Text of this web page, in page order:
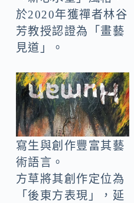
於2020年獲禪者林谷
芳教授認證為「畫藝
見道」。
寫生與創作豐富其藝
術語言。
方草將其創作定位為
「後東方表現」，延